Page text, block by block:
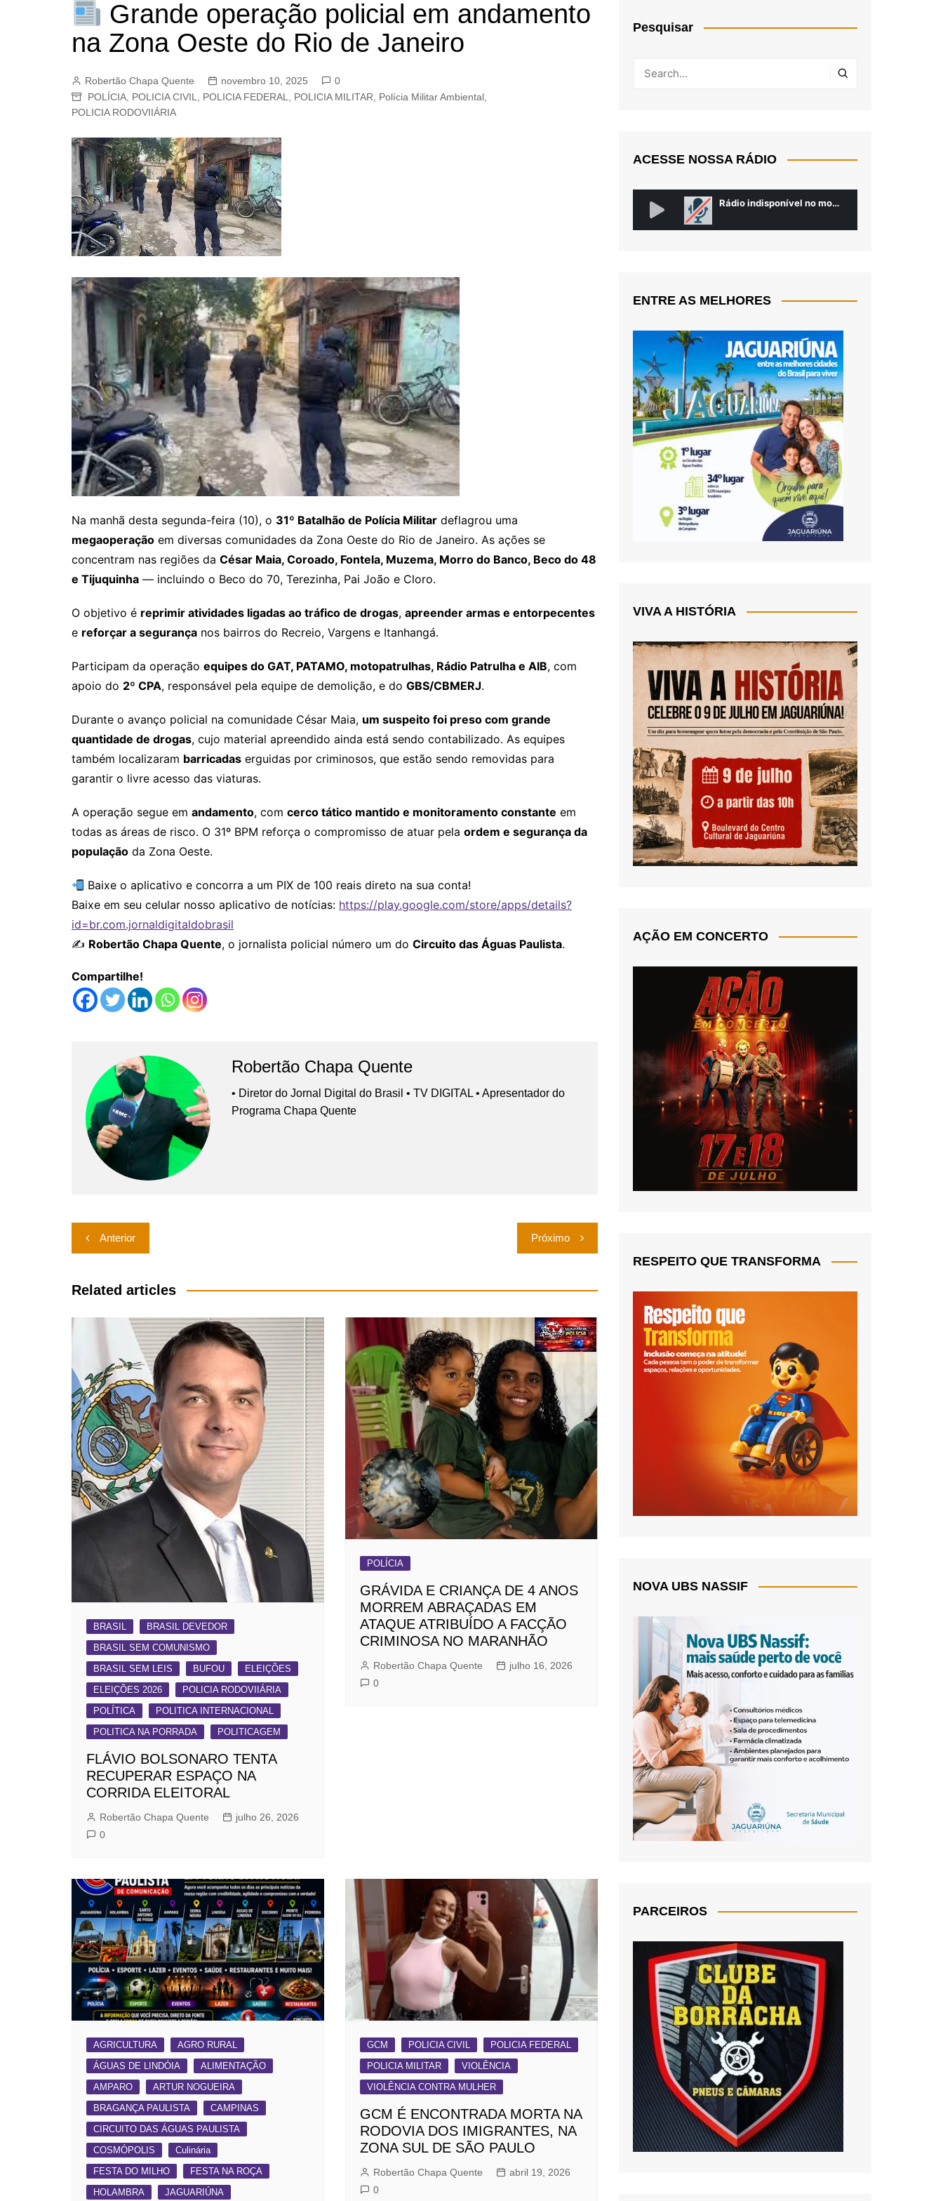
BARRETOS
CAMPINAS
JAGUARIÚNA
JUNDIAÍ
MOGI GUAÇU
MOGI MIRIM
PAULÍNIA
PEDREIRA
RIBEIRÃO PRETO
Grande operação policial em andamento
na Zona Oeste do Rio de Janeiro
Robertão Chapa Quente novembro 10, 2025
0
POLÍCIA POLICIA CIVIL POLICIA FEDERAL POLICIA MILITAR Polícia Militar Ambiental
POLICIA RODOVIIÁRIA
Na manhã desta segunda-feira (10), o 31º Batalhão de Polícia Militar deflagrou uma
megaoperação em diversas comunidades da Zona Oeste do Rio de Janeiro. As ações se
concentram nas regiões da César Maia, Coroado, Fontela, Muzema, Morro do Banco, Beco do 48
e Tijuquinha — incluindo o Beco do 70, Terezinha, Pai João e Cloro.
O objetivo é reprimir atividades ligadas ao tráfico de drogas, apreender armas e entorpecentes
e reforçar a segurança nos bairros do Recreio, Vargens e Itanhangá.
Participam da operação equipes do GAT, PATAMO, motopatrulhas, Rádio Patrulha e AIB, com
apoio do 2º CPA, responsável pela equipe de demolição, e do GBS/CBMERJ.
Durante o avanço policial na comunidade César Maia, um suspeito foi preso com grande
quantidade de drogas, cujo material apreendido ainda está sendo contabilizado. As equipes
também localizaram barricadas erguidas por criminosos, que estão sendo removidas para
garantir o livre acesso das viaturas.
A operação segue em andamento, com cerco tático mantido e monitoramento constante em
todas as áreas de risco. O 31º BPM reforça o compromisso de atuar pela ordem e segurança da
população da Zona Oeste.
Baixe o aplicativo e concorra a um PIX de 100 reais direto na sua conta!
Baixe em seu celular nosso aplicativo de notícias: https://play.google.com/store/apps/details?
id=br.com.jornaldigitaldobrasil
✍️ Robertão Chapa Quente, o jornalista policial número um do Circuito das Águas Paulista.
Compartilhe!
Robertão Chapa Quente
• Diretor do Jornal Digital do Brasil • TV DIGITAL • Apresentador do
Programa Chapa Quente
Navegação
de
Post
Anterior Próximo
Related articles
BRASIL
BRASIL DEVEDOR
BRASIL SEM COMUNISMO
BRASIL SEM LEIS
BUFOU
ELEIÇÕES
ELEIÇÕES 2026
POLICIA RODOVIIÁRIA
POLÍTICA
POLITICA INTERNACIONAL
POLITICA NA PORRADA
POLITICAGEM
FLÁVIO BOLSONARO TENTA
RECUPERAR ESPAÇO NA
CORRIDA ELEITORAL
Robertão Chapa Quente
julho 26, 2026
0
POLÍCIA
GRÁVIDA E CRIANÇA DE 4 ANOS
MORREM ABRAÇADAS EM
ATAQUE ATRIBUÍDO A FACÇÃO
CRIMINOSA NO MARANHÃO
Robertão Chapa Quente
julho 16, 2026
0
AGRICULTURA
AGRO RURAL
ÁGUAS DE LINDÓIA
ALIMENTAÇÃO
AMPARO
ARTUR NOGUEIRA
BRAGANÇA PAULISTA
CAMPINAS
CIRCUITO DAS ÁGUAS PAULISTA
COSMÓPOLIS
Culinária
FESTA DO MILHO
FESTA NA ROÇA
HOLAMBRA
JAGUARIÚNA
GCM POLICIA CIVIL
POLICIA FEDERAL
POLICIA MILITAR
VIOLÊNCIA
VIOLÊNCIA CONTRA MULHER
GCM É ENCONTRADA MORTA NA
RODOVIA DOS IMIGRANTES, NA
ZONA SUL DE SÃO PAULO
Robertão Chapa Quente
abril 19, 2026
0
Pesquisar
ACESSE NOSSA RÁDIO
ENTRE AS MELHORES
VIVA A HISTÓRIA
AÇÃO EM CONCERTO
RESPEITO QUE TRANSFORMA
NOVA UBS NASSIF
PARCEIROS